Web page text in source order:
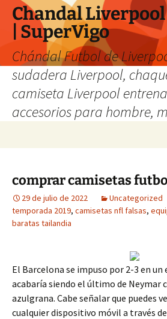
Chandal
| SuperVigo
Chándal Futbol de
sudadera Liverpool,
camiseta Liverpool
accesorios para hombre,
comprar camisetas
29 de julio de 2022 Uncategorized
temporada 2019, camisetas nfl falsas,
baratas tailandia
El Barcelona se impuso por 2-3 en un
acabaría siendo el último de Neymar
azulgrana. Cabe señalar que puedes
cualquier dispositivo móvil a través